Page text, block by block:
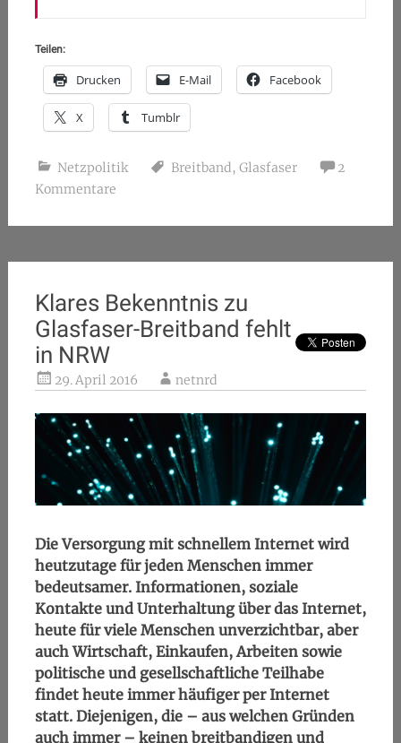
Teilen:
Drucken E-Mail Facebook
X Tumblr
Netzpolitik Breitband, Glasfaser
2
Kommentare
Klares Bekenntnis zu
Glasfaser-Breitband fehlt
in NRW
29. April 2016 netnrd
Die Versorgung mit schnellem Internet wird
heutzutage für jeden Menschen immer
bedeutsamer. Informationen, soziale
Kontakte und Unterhaltung über das Internet,
heute für viele Menschen unverzichtbar, aber
auch Wirtschaft, Einkaufen, Arbeiten sowie
politische und gesellschaftliche Teilhabe
findet heute immer häufiger per Internet
statt. Diejenigen, die – aus welchen Gründen
auch immer – keinen breitbandigen und